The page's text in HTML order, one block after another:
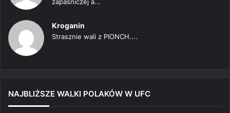
Kroganin
Strasznie wali z PIONCH....
NAJBLIŻSZE WALKI POLAKÓW W UFC